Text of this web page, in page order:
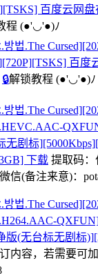
百度云网
程 (●'◡'●)ﾉ
법.The
百度
🔒解锁教程 (●'◡'●)ﾉ
법.The
无剧标
下载 提取码：
信(备注来意)：
법.The
版(无台标无剧标
内容，若需要可